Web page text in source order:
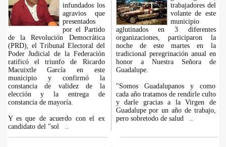
infundados los
agravios que
presentados
por el Partido
de la Revolución Democrática
(PRD), el Tribunal Electoral del
Poder Judicial de la Federación
ratificó el triunfo de Ricardo
Macuixtle García en este
municipio y confirmó la
constancia de validez de la
elección y la entrega de
constancia de mayoría.
Y es que de acuerdo con el ex
candidato del "sol
trabajadores del
volante de este
municipio
aglutinados en 3 diferentes
organizaciones, participaron la
noche de este martes en la
tradicional peregrinación anual en
honor a Nuestra Señora de
Guadalupe.
"Somos Guadalupanos y como
cada año tratamos de rendirle culto
y darle gracias a la Virgen de
Guadalupe por un año de trabajo,
pero sobretodo de salud